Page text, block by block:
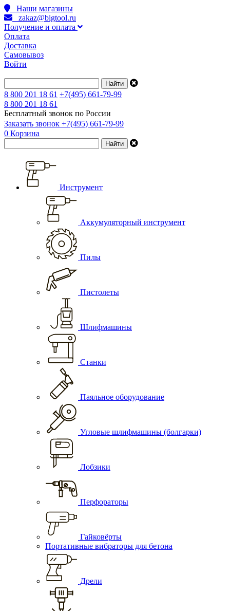
Наши магазины
zakaz@bigtool.ru
Получение и оплата
Оплата
Доставка
Самовывоз
Войти
8 800 201 18 61 +7(495) 661-79-99
8 800 201 18 61
Бесплатный звонок по России
Заказать звонок +7(495) 661-79-99
0 Корзина
Инструмент
Аккумуляторный инструмент
Пилы
Пистолеты
Шлифмашины
Станки
Паяльное оборудование
Угловые шлифмашины (болгарки)
Лобзики
Перфораторы
Гайковёрты
Портативные вибраторы для бетона
Дрели